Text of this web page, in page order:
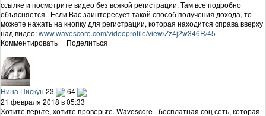
ссылке и посмотрите видео без всякой регистрации. Там все подробно
объясняется.. Если Вас заинтересует такой способ получения дохода, то
можете нажать на кнопку для регистрации, которая находится справа вверху
над видео:www.wavescore.com/videoprofile/view/Zz4j2w346R/45
Комментировать · Поделиться
Нина Пискун 23
64
21 февраля 2018 в 05:33
Хотите верьте, хотите проверьте. Wavescore - бесплатная соц сеть, которая